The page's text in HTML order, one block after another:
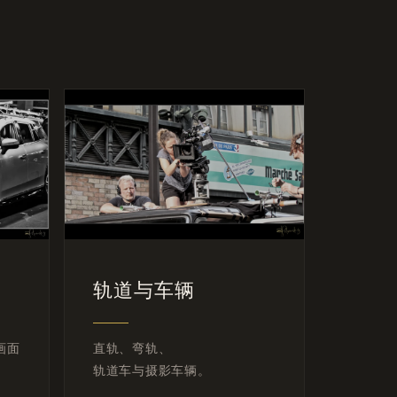
面
轨道与车辆
直轨、弯轨、
轨道车与摄影车辆。